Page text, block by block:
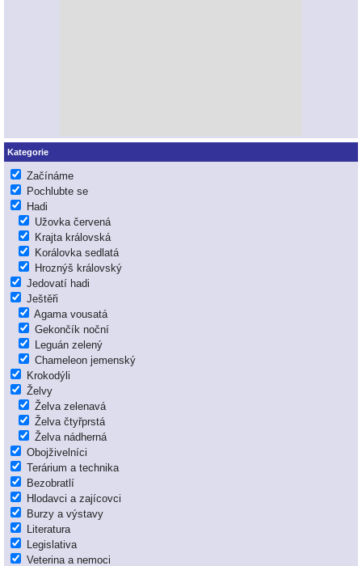
Kategorie
Začínáme
Pochlubte se
Hadi
Užovka červená
Krajta královská
Korálovka sedlatá
Hroznýš královský
Jedovatí hadi
Ještěři
Agama vousatá
Gekončík noční
Leguán zelený
Chameleon jemenský
Krokodýli
Želvy
Želva zelenavá
Želva čtyřprstá
Želva nádherná
Obojživelníci
Terárium a technika
Bezobratlí
Hlodavci a zajícovci
Burzy a výstavy
Literatura
Legislativa
Veterina a nemoci